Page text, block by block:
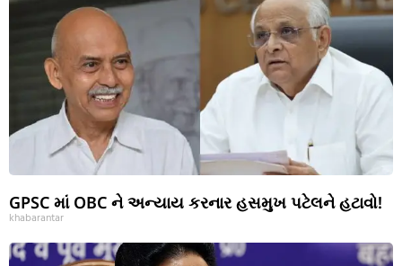
GPSC માં OBC ને અન્યાય કરનાર હસમુખ પટેલને હટાવો!
khabarantar